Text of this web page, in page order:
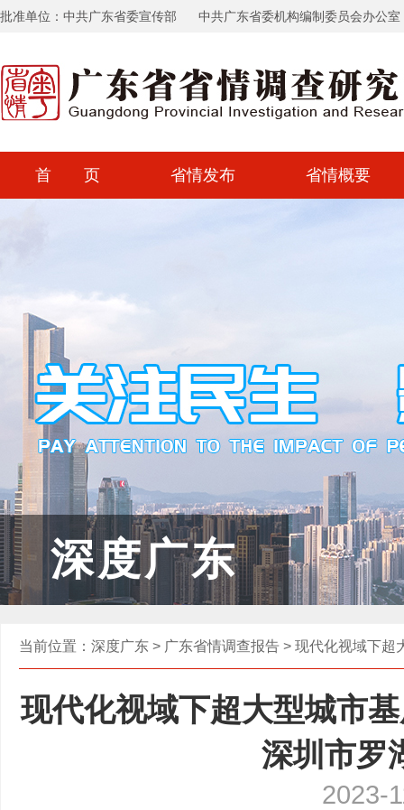
批准单位：中共广东省委宣传部 中共广东省委机构编制委员会办公室
首 页 省情发布 省情概要
深度广东
当前位置： 深度广东 > 广东省情调查报告 > 现代化视域下超
现代化视域下超大型城市
深圳市罗
2023-